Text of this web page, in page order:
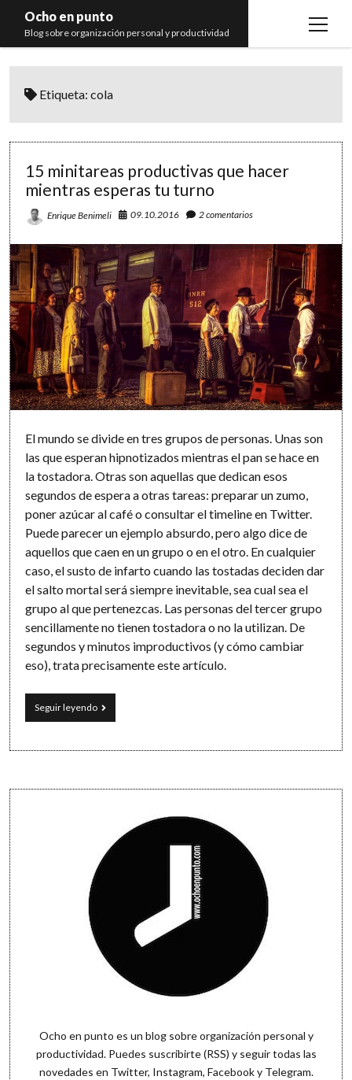
Ocho en punto
Blog sobre organización personal y productividad
open
Libros
Etiqueta:cola
15 minitareas productivas que hacer
mientras esperas tu turno
Enrique Benimeli 09.10.2016 2 comentarios
El mundo se divide en tres grupos de personas. Unas son
las que esperan hipnotizados mientras el pan se hace en
la tostadora. Otras son aquellas que dedican esos
segundos de espera a otras tareas: preparar un zumo,
poner azúcar al café o consultar el timeline en Twitter.
Puede parecer un ejemplo absurdo, pero algo dice de
aquellos que caen en un grupo o en el otro. En cualquier
caso, el susto de infarto cuando las tostadas deciden dar
el salto mortal será siempre inevitable, sea cual sea el
grupo al que pertenezcas. Las personas del tercer grupo
sencillamente no tienen tostadora o no la utilizan. De
segundos y minutos improductivos (y cómo cambiar
eso), trata precisamente este artículo.
Seguir leyendo15
minitareas
que
esperas
Sidebar
Ocho en punto es un blog sobre organización personal y
productividad. Puedes suscribirte (RSS) y seguir todas las
novedades en Twitter, Instagram, Facebooky Telegram.